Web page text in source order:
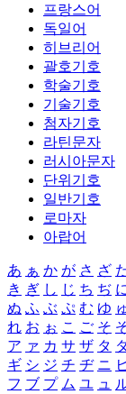
프랑스어
독일어
히브리어
괄호기호
학술기호
기술기호
첨자기호
라틴문자
러시아문자
단위기호
일반기호
로마자
아랍어
あ ぁ か が さ ざ
き ぎ し じ ち ぢ
ぬ ふ ぶ ぷ む ゆ
れ お ぉ こ ご そ
ア ァ カ サ ザ タ
ギ シ ジ チ ヂ ニ
フ ブ プ ム ユ ュ